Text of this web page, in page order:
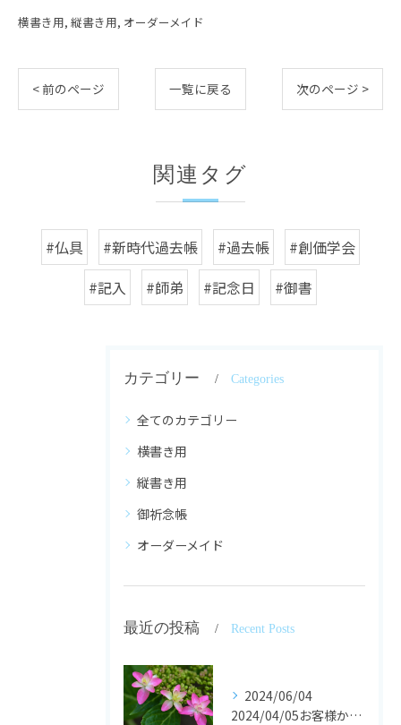
横書き用 縦書き用 オーダーメイド
< 前のページ 一覧に戻る 次のページ >
関連タグ
#仏具 #新時代過去帳 #過去帳
#創価学会
#記入
#師弟 #記念日 #御書
カテゴリー Categories
全てのカテゴリー
横書き用
縦書き用
御祈念帳
オーダーメイド
最近の投稿 Recent Posts
2024/06/04
2024/04/05お客様からの声です。